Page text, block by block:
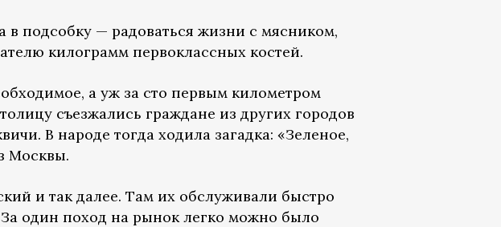
подсобку — радоваться жизни с мясником,
килограмм первоклассных костей.
а уж за сто первым километром
съезжались граждане из других городов
В народе тогда ходила загадка: «Зеленое,
Москвы.
и так далее. Там их обслуживали быстро
За один поход на рынок легко можно было